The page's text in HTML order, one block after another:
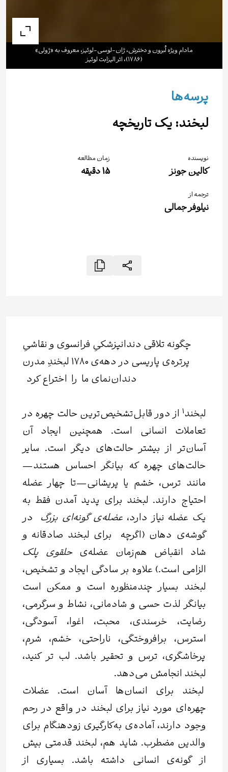
مادام ویژه لُبرون و دخترش، ژان-لوسی-لوئیز، معروف به «ژولی»
(۱۷۸۶)، اثر الیزابت لوئیز
پرسه‌ها
لبخند: یک تاریخچه
نویسنده
کالین جونز
زمان مطالعه
15دقیقه
ترجمه از
نیلوفر جمالی
چگونه تلاقی دندانپزشکیِ فرانسوی و نقاشیِ
پرتره‌ی پاریسی در دهه‌ی ۱۷۸۰ لبخندِ مدرن
دندان‌نمای ما را اختراع کرد
لبخند1 از دور قابل‌تشخیص‌ترین حالت چهره در
تعاملات انسانی است. همچنین ایجاد آن
آسان‌تر از بیشتر حالت‌های دیگر است. سایر
حالت‌های چهره که بیانگر احساس هستند—
مانند ترس، خشم یا پریشانی—تا چهار عضله
احتیاج دارند. لبخند برای پدید آمدن فقط به
یک عضله نیاز دارد، عضله‌ی‌ گونه‌ای بزرگ در
گوشه‌ی دهان (اگرچه برای لبخند صادقانه و
شاد انقباض هم‌زمان عضله‌ی‌ حلقوی پلک
الزامی است.) علاوه بر سادگی ایجاد و تشخیص،
لبخند بسیار چند‌منظوره است و ممکن است
بیانگر لذت حسی و شادمانی، نشاط و سرگرمی،
رضایت، خرسندی، محبت، اغوا، آسودگی،
استرس، برافروختگی، ناراحتی، خشم، شرم،
پرخاشگری، ترس و تحقیر باشد. لب تر کنید،
لبخند انجامش می‌دهد.
لبخند برای انسان‌ها آسان است. عضلات
چهره‌ای مورد نیاز برای لبخند در واقع در رحم
وجود دارند، آماده‌ی‌ به‌کارگیری زودهنگام برای
والدین مضطرب. شاید هم، لبخند قدمتی بیش
از گونه‌ی انسانی داشته باشد. بسیاری از